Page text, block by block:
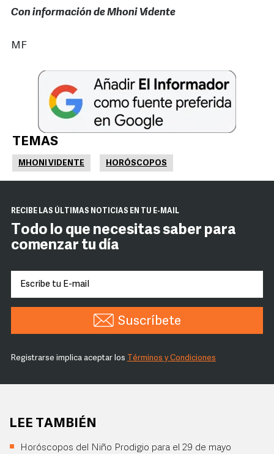
Con información de Mhoni Vidente
MF
TEMAS
MHONI VIDENTE HORÓSCOPOS
RECIBE LAS ÚLTIMAS NOTICIAS EN TU E-MAIL
Todo lo que necesitas saber para
comenzar tu día
Suscríbete
Registrarse implica aceptar los Términos y Condiciones
LEE TAMBIÉN
Horóscopos del Niño Prodigio para el 29 de mayo